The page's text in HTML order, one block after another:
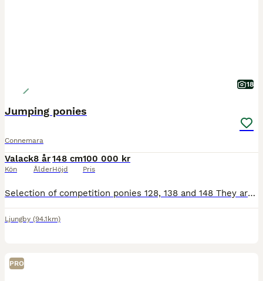
18
Jumping ponies
Connemara
Valack
Kön
8 år
Ålder
148 cm
Höjd
100 000 kr
Pris
Selection of competition ponies 128, 138 and 148 They are 7-16 years old, some super ponies with lots of experience. 1m/1m10/1m20 ponies Open to vetting / on site trials welcome. Price range €6,000 -
Ljungby (94.1km)
PRO